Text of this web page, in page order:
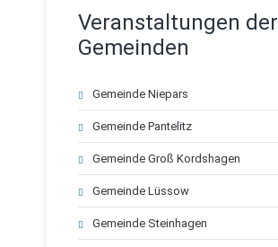
Veranstaltungen der
Gemeinden
Navigation
überspringen
Gemeinde Niepars
Gemeinde Pantelitz
Gemeinde Groß Kordshagen
Gemeinde Lüssow
Gemeinde Steinhagen